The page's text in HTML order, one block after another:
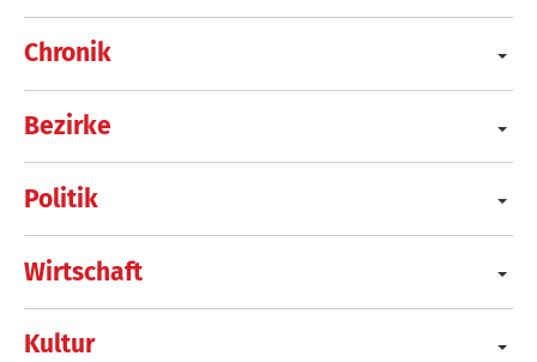
Chronik
Bezirke
Politik
Wirtschaft
Kultur